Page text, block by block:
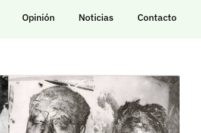
Opinión Noticias Contacto